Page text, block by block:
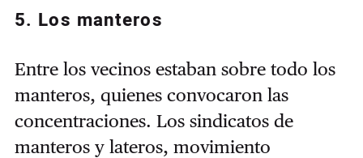
5. Los manteros
Entre los vecinos estaban sobre todo los
manteros, quienes convocaron las
concentraciones. Los sindicatos de
manteros y lateros, movimiento